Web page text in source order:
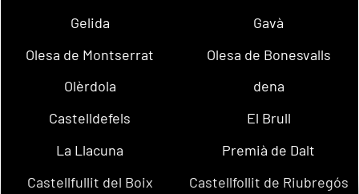
Gelida
Gavà
Olesa de Montserrat
Olesa de Bonesvalls
Olèrdola
dena
Castelldefels
El Brull
La Llacuna
Premià de Dalt
Castellfullit del Boix
Castellfollit de Riubregós